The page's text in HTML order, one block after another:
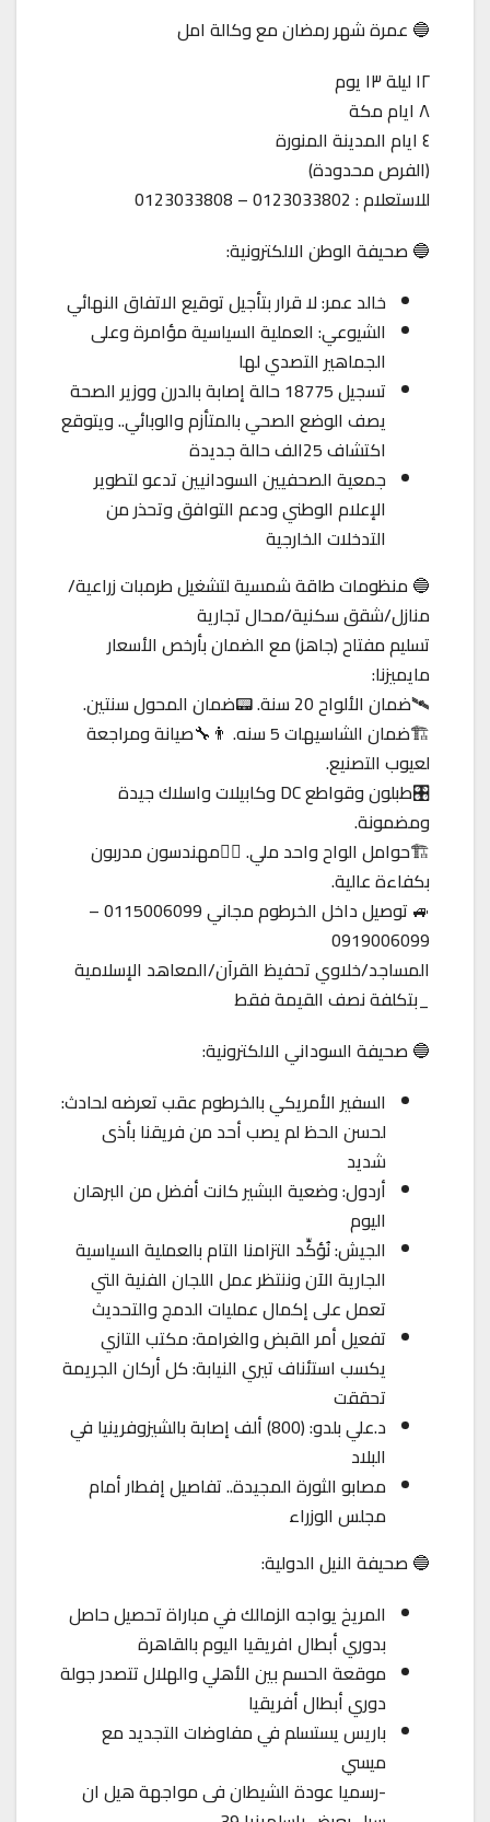
🔵 عمرة شهر رمضان مع وكالة امل
١٢ ليلة ١٣ يوم
٨ ايام مكة
٤ ايام المدينة المنورة
(الفرص محدودة)
للاستعلام : 0123033802 – 0123033808
🔵 صحيفة الوطن الالكترونية:
خالد عمر: لا قرار بتأجيل توقيع الاتفاق النهائي
الشيوعي: العملية السياسية مؤامرة وعلى
الجماهير التصدي لها
تسجيل 18775 حالة إصابة بالدرن ووزير الصحة
يصف الوضع الصحي بالمتأزم والوبائي.. ويتوقع
اكتشاف 25الف حالة جديدة
جمعية الصحفيين السودانيين تدعو لتطوير
الإعلام الوطني ودعم التوافق وتحذر من
التدخلات الخارجية
🔵 منظومات طاقة شمسية لتشغيل طرمبات زراعية/
منازل/شقق سكنية/محال تجارية
تسليم مفتاح (جاهز) مع الضمان بأرخص الأسعار
مايميزنا:
🛰️ضمان الألواح 20 سنة. 📟ضمان المحول سنتين.
🏗️ضمان الشاسيهات 5 سنه. 👨‍🔧صيانة ومراجعة
لعيوب التصنيع.
🎛️طبلون وقواطع DC وكابيلات واسلاك جيدة
ومضمونة.
🏗️حوامل الواح واحد ملي. 👷‍♂️مهندسون مدربون
بكفاءة عالية.
🚙 توصيل داخل الخرطوم مجاني 0115006099 –
0919006099
المساجد/خلاوي تحفيظ القرآن/المعاهد الإسلامية
_بتكلفة نصف القيمة فقط
🔵 صحيفة السوداني الالكترونية:
السفير الأمريكي بالخرطوم عقب تعرضه لحادث:
لحسن الحظ لم يصب أحد من فريقنا بأذى
شديد
أردول: وضعية البشير كانت أفضل من البرهان
اليوم
الجيش: نُؤكِّد التزامنا التام بالعملية السياسية
الجارية الآن وننتظر عمل اللجان الفنية التي
تعمل على إكمال عمليات الدمج والتحديث
تفعيل أمر القبض والغرامة: مكتب التازي
يكسب استئناف تيري النيابة: كل أركان الجريمة
تحققت
د.علي بلدو: (800) ألف إصابة بالشيزوفرينيا في
البلاد
مصابو الثورة المجيدة.. تفاصيل إفطار أمام
مجلس الوزراء
🔵 صحيفة النيل الدولية:
المريخ يواجه الزمالك في مباراة تحصيل حاصل
بدوري أبطال افريقيا اليوم بالقاهرة
موقعة الحسم بين الأهلي والهلال تتصدر جولة
دوري أبطال أفريقيا
باريس يستسلم في مفاوضات التجديد مع
ميسي
-رسميا عودة الشيطان فى مواجهة هيل ان